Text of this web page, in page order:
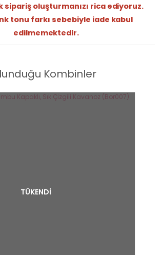
sipariş oluşturmanızı rica ediyoruz.
tonu farkı sebebiyle iade kabul
edilmemektedir.
Kombinler
TÜKENDİ